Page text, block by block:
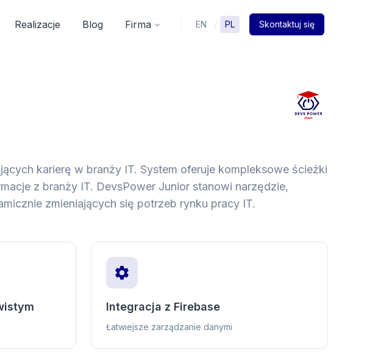
Realizacje Blog Firma EN / PL Skontaktuj się
karierę w branży IT. System oferuje kompleksowe ścieżki
z branży IT. DevsPower Junior stanowi narzędzie,
zmieniających się potrzeb rynku pracy IT.
Integracja z Firebase
Łatwiejsze zarządzanie danymi